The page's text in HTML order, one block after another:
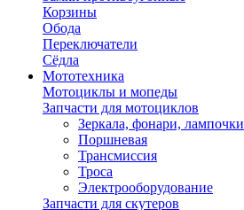
Корзины
Обода
Переключатели
Сёдла
Мототехника
Мотоциклы и мопеды
Запчасти для мотоциклов
Зеркала, фонари, лампочки
Поршневая
Трансмиссия
Троса
Электрооборудование
Запчасти для скутеров